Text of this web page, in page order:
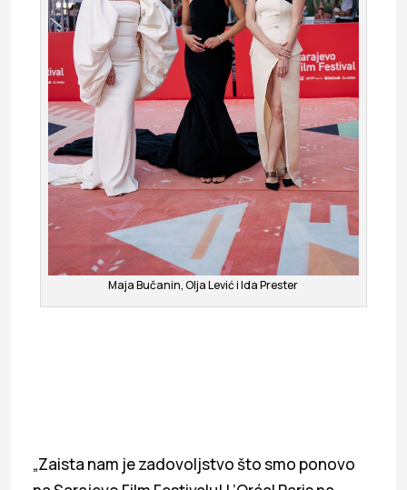
Maja Bučanin, Olja Lević i Ida Prester
„Zaista nam je zadovoljstvo što smo ponovo